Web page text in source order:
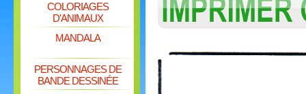
COLORIAGES
D'ANIMAUX
MANDALA
PERSONNAGES DE
BANDE DESSINÉE